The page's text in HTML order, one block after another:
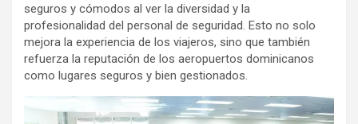
seguros y cómodos al ver la diversidad y la
profesionalidad del personal de seguridad. Esto no solo
mejora la experiencia de los viajeros, sino que también
refuerza la reputación de los aeropuertos dominicanos
como lugares seguros y bien gestionados.